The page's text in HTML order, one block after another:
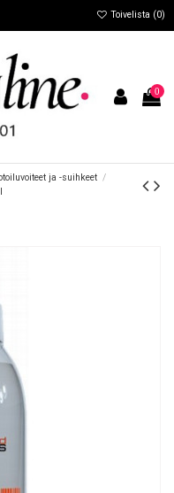
Toivelista (0)
0
ja -suihkeet